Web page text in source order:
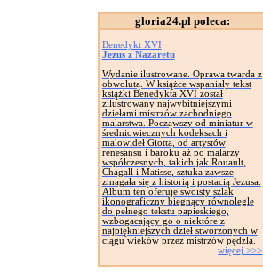
gloria24.pl poleca:
Benedykt XVI
Jezus z Nazaretu
Wydanie ilustrowane. Oprawa twarda z
obwolutą. W książce wspaniały tekst
książki Benedykta XVI został
zilustrowany najwybitniejszymi
dziełami mistrzów zachodniego
malarstwa. Począwszy od miniatur w
średniowiecznych kodeksach i
malowideł Giotta, od artystów
renesansu i baroku aż po malarzy
współczesnych, takich jak Rouault,
Chagall i Matisse, sztuka zawsze
zmagała się z historią i postacią Jezusa.
Album ten oferuje swoisty szlak
ikonograficzny biegnący równolegle
do pełnego tekstu papieskiego,
wzbogacający go o niektóre z
najpiękniejszych dzieł stworzonych w
ciągu wieków przez mistrzów pędzla.
więcej >>>